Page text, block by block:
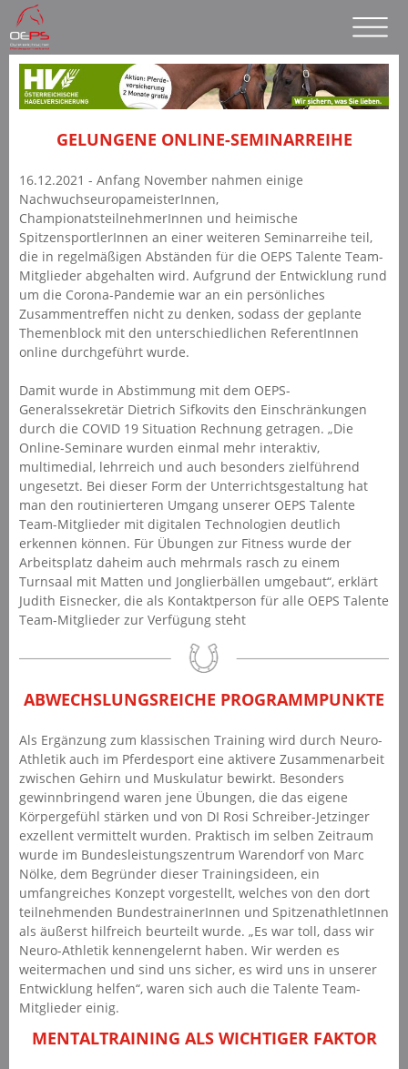
GELUNGENE ONLINE-SEMINARREIHE
16.12.2021 - Anfang November nahmen einige
NachwuchseuropameisterInnen,
ChampionatsteilnehmerInnen und heimische
SpitzensportlerInnen an einer weiteren Seminarreihe teil,
die in regelmäßigen Abständen für die OEPS Talente Team-
Mitglieder abgehalten wird. Aufgrund der Entwicklung rund
um die Corona-Pandemie war an ein persönliches
Zusammentreffen nicht zu denken, sodass der geplante
Themenblock mit den unterschiedlichen ReferentInnen
online durchgeführt wurde.
Damit wurde in Abstimmung mit dem OEPS-
Generalssekretär Dietrich Sifkovits den Einschränkungen
durch die COVID 19 Situation Rechnung getragen. „Die
Online-Seminare wurden einmal mehr interaktiv,
multimedial, lehrreich und auch besonders zielführend
ungesetzt. Bei dieser Form der Unterrichtsgestaltung hat
man den routinierteren Umgang unserer OEPS Talente
Team-Mitglieder mit digitalen Technologien deutlich
erkennen können. Für Übungen zur Fitness wurde der
Arbeitsplatz daheim auch mehrmals rasch zu einem
Turnsaal mit Matten und Jonglierbällen umgebaut“, erklärt
Judith Eisnecker, die als Kontaktperson für alle OEPS Talente
Team-Mitglieder zur Verfügung steht
ABWECHSLUNGSREICHE PROGRAMMPUNKTE
Als Ergänzung zum klassischen Training wird durch Neuro-
Athletik auch im Pferdesport eine aktivere Zusammenarbeit
zwischen Gehirn und Muskulatur bewirkt. Besonders
gewinnbringend waren jene Übungen, die das eigene
Körpergefühl stärken und von DI Rosi Schreiber-Jetzinger
exzellent vermittelt wurden. Praktisch im selben Zeitraum
wurde im Bundesleistungszentrum Warendorf von Marc
Nölke, dem Begründer dieser Trainingsideen, ein
umfangreiches Konzept vorgestellt, welches von den dort
teilnehmenden BundestrainerInnen und SpitzenathletInnen
als äußerst hilfreich beurteilt wurde. „Es war toll, dass wir
Neuro-Athletik kennengelernt haben. Wir werden es
weitermachen und sind uns sicher, es wird uns in unserer
Entwicklung helfen“, waren sich auch die Talente Team-
Mitglieder einig.
MENTALTRAINING ALS WICHTIGER FAKTOR